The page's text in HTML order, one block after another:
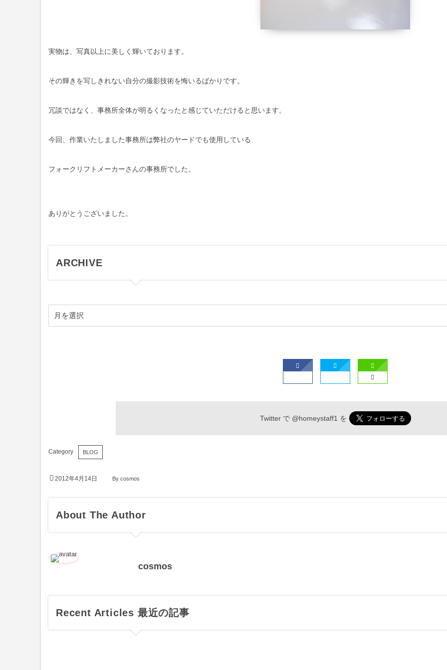
実物は、写真以上に美しく輝いております。
その輝きを写しきれない自分の撮影技術を悔いるばかりです。
冗談ではなく、事務所全体が明るくなったと感じていただけると思います。
今回、作業いたしました事務所は弊社のヤードでも使用している
フォークリフトメーカーさんの事務所でした。
ありがとうございました。
ARCHIVE
Twitter で @homeystaff1 を
BLOG
2012年4月14日 Bycosmos
About The Author
cosmos
Recent Articles 最近の記事